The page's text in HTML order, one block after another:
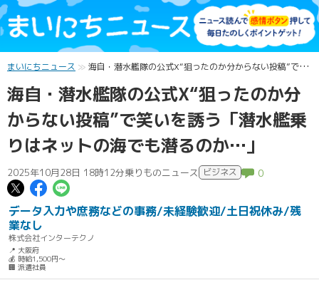
まいにちニュース 海自・潜水艦隊の公式X“狙ったのか分からない投稿”で笑いを誘う「潜水艦乗りはネットの海でも潜るのか…」
海自・潜水艦隊の公式X“狙ったのか分
からない投稿”で笑いを誘う「潜水艦乗
りはネットの海でも潜るのか…」
2025年10月28日 18時12分乗りものニュース ビジネス 0
この記事についてポスト
この記事についてFacebookでシェ
データ入力や庶務などの事務/未経験歓迎/土日祝休み/残
業なし
株式会社インターテクノ
📍 大阪府
💰 時給1,500円～
🏢 派遣社員